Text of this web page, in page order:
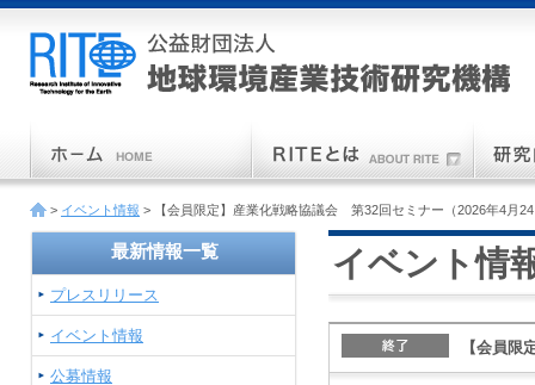
> イベント情報 > 【会員限定】産業化戦略協議会 第32回セミナー（2026年4月
イベント情
【会員
最新情報一覧
プレスリリース
イベント情報
公募情報